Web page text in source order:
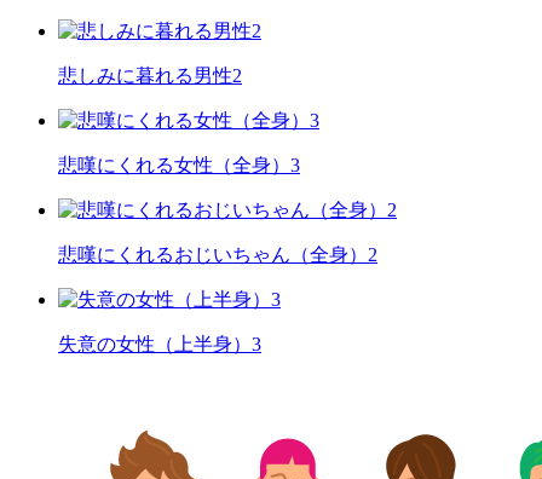
悲しみに暮れる男性2
悲嘆にくれる女性（全身）3
悲嘆にくれるおじいちゃん（全身）2
失意の女性（上半身）3